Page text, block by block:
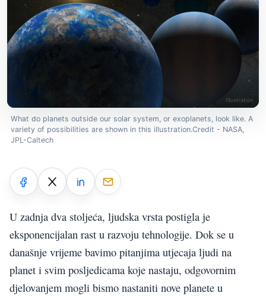
What do planets outside our solar system, or exoplanets, look like. A
variety of possibilities are shown in this illustration.Credit - NASA,
JPL-Caltech
U zadnja dva stoljeća, ljudska vrsta postigla je
eksponencijalan rast u razvoju tehnologije. Dok se u
današnje vrijeme bavimo pitanjima utjecaja ljudi na
planet i svim posljedicama koje nastaju, odgovornim
djelovanjem mogli bismo nastaniti nove planete u